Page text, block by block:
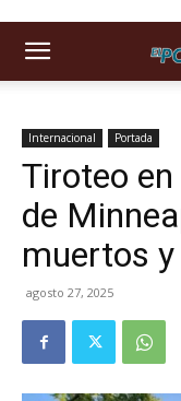
Internacional Portada
Tiroteo
de
muertos
agosto 27, 2025